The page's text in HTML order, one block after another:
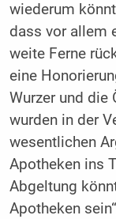
wiederum
dass vor allem
weite Ferne
eine
Wurzer und die
wurden in der
wesentlichen
Apotheken ins
Abgeltung
Apotheken